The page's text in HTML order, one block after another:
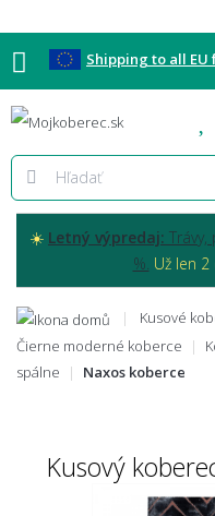
Shipping to all EU
Blog
☀️ Letný výpredaj:
%. Už len
Kusové
Čierne moderné koberce
spálne
Naxos koberce
Kusový